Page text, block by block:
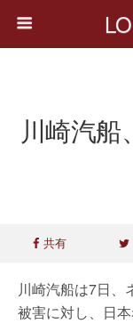
川崎汽
共有
川崎汽船は7日、
被害に対し、日